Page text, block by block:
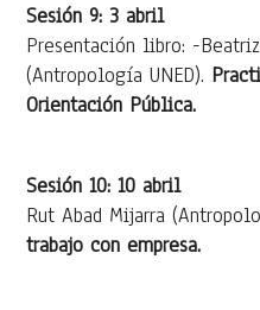
Sesión 9: 3 abril
Presentación libro: -
(Antropología UNED).
Orientación Pública.
Sesión 10: 10 abril
Rut Abad Mijarra
trabajo con empresa.